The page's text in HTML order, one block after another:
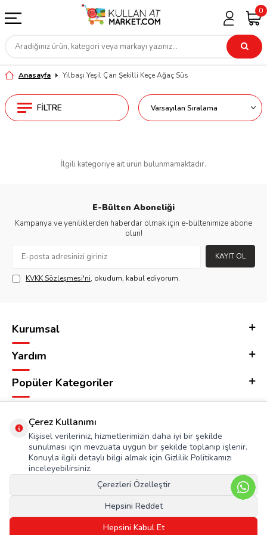
0
Anasayfa Yılbaşı Yeşil Çan Şekilli Keçe Ağaç Süs
FILTRE
İlgili kategoriye ait ürün bulunmamaktadır.
E-Bülten Aboneliği
Kampanya ve yeniliklerden haberdar olmak için e-bültenimize abone
olun!
KAYIT OL
KVKK Sözleşmesi'ni, okudum, kabul ediyorum.
Kurumsal
Yardım
Popüler Kategoriler
Çerez Kullanımı
Kişisel verileriniz, hizmetlerimizin daha iyi bir şekilde
sunulması için mevzuata uygun bir şekilde toplanıp işlenir.
Konuyla ilgili detaylı bilgi almak için Gizlilik Politikamızı
inceleyebilirsiniz.
Çerezleri Özelleştir
Hepsini Reddet
Hepsini Kabul Et